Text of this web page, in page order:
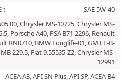
:
SAE 5W-40
00, Chrysler MS-10725, Chrysler MS-
Porsche A40, PSA B71 2296, Renault
RN0710, BMW Longlife-01, GM LL-B-
229.5, Fiat 9.55535-Z2, Chrysler MS-
12991
ACEA A3, API SN Plus, API SP, ACEA B4